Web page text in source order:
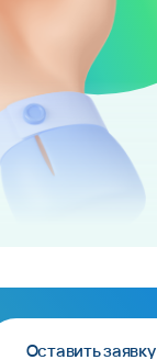
Оставить заявку